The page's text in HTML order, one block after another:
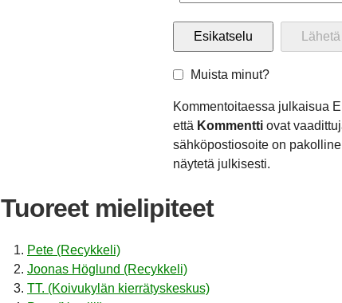
Muista minut?
Kommentoitaessa julkaisua
että Kommentti ovat
sähköpostiosoite on
näytetä julkisesti.
Tuoreet mielipiteet
Pete (Recykkeli)
Joonas Höglund (Recykkeli)
TT. (Koivukylän kierrätyskeskus)